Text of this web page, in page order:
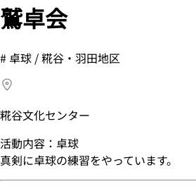
鷲卓会
# 卓球 / 糀谷・羽田地区
糀谷文化センター
活動内容：卓球
真剣に卓球の練習をやっています。